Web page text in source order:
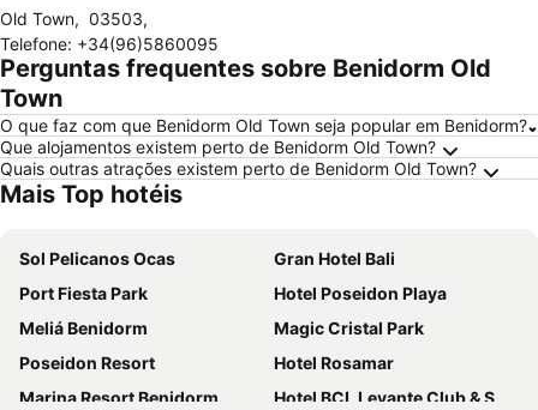
Old Town, 03503,
Telefone: +34(96)5860095
Perguntas frequentes sobre Benidorm Old
Town
O que faz com que Benidorm Old Town seja popular em Benidorm?
Que alojamentos existem perto de Benidorm Old Town?
Quais outras atrações existem perto de Benidorm Old Town?
Mais Top hotéis
Sol Pelicanos Ocas
Gran Hotel Bali
Port Fiesta Park
Hotel Poseidon Playa
Meliá Benidorm
Magic Cristal Park
Poseidon Resort
Hotel Rosamar
Marina Resort Benidorm
Hotel BCL Levante Club & Spa 4 Sup - Only Adults Recomended